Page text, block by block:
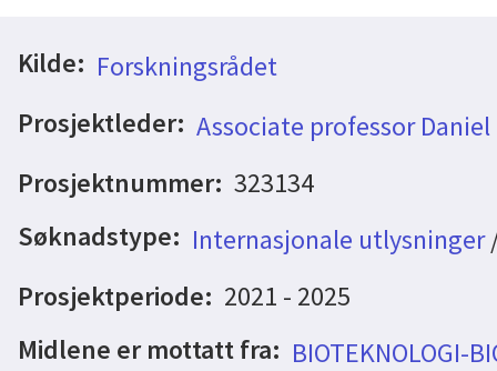
Kilde: Forskningsrådet
Prosjektleder: Associate professor Daniel
Prosjektnummer: 323134
Søknadstype: Internasjonale utlysninger
Prosjektperiode: 2021 - 2025
Midlene er mottatt fra: BIOTEKNOLOGI-